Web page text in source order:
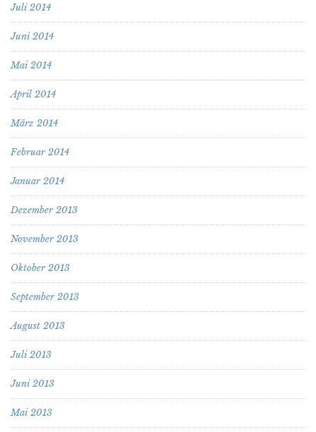
Juli 2014
Juni 2014
Mai 2014
April 2014
März 2014
Februar 2014
Januar 2014
Dezember 2013
November 2013
Oktober 2013
September 2013
August 2013
Juli 2013
Juni 2013
Mai 2013